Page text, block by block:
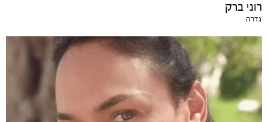
רוני ברק
גדרה